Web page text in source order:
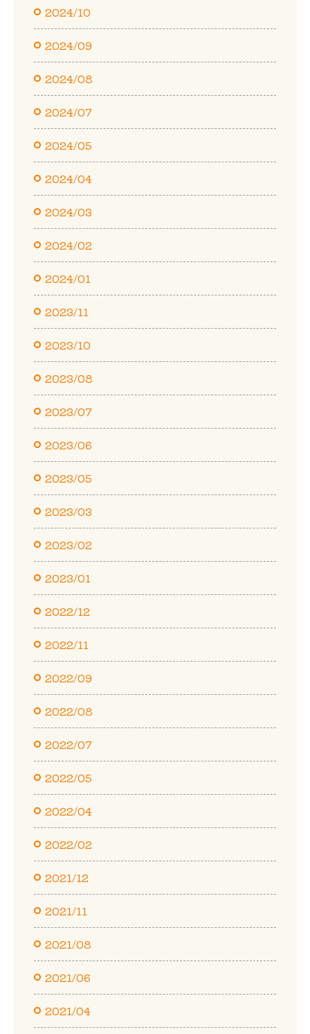
2024/10
2024/09
2024/08
2024/07
2024/05
2024/04
2024/03
2024/02
2024/01
2023/11
2023/10
2023/08
2023/07
2023/06
2023/05
2023/03
2023/02
2023/01
2022/12
2022/11
2022/09
2022/08
2022/07
2022/05
2022/04
2022/02
2021/12
2021/11
2021/08
2021/06
2021/04